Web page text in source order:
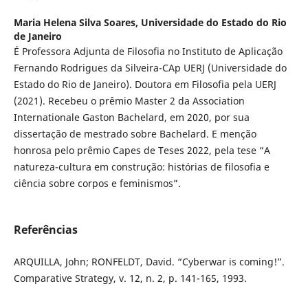
Maria Helena Silva Soares, Universidade do Estado do Rio
de Janeiro
É Professora Adjunta de Filosofia no Instituto de Aplicação
Fernando Rodrigues da Silveira-CAp UERJ (Universidade do
Estado do Rio de Janeiro). Doutora em Filosofia pela UERJ
(2021). Recebeu o prêmio Master 2 da Association
Internationale Gaston Bachelard, em 2020, por sua
dissertação de mestrado sobre Bachelard. E menção
honrosa pelo prêmio Capes de Teses 2022, pela tese “A
natureza-cultura em construção: histórias de filosofia e
ciência sobre corpos e feminismos”.
Referências
ARQUILLA, John; RONFELDT, David. “Cyberwar is coming!”.
Comparative Strategy, v. 12, n. 2, p. 141-165, 1993.